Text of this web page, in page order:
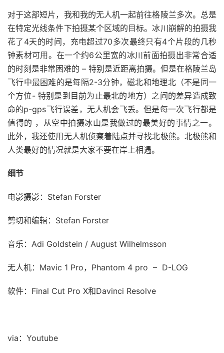
对于这部短片，我和我的无人机一起前往格陵兰多次。总是
在特定光线条件下拍摄某个区域的目标。冰川崩解的拍摄我
花了4天的时间，充电超过70多次最终只有4个片段的几秒
钟素材可用。在一个约6公里宽的冰川前面拍摄出非常合适
的时刻是非常困难的 – 特别是近距离拍摄。但是在格陵兰岛
飞行中最困难的是每隔2-3分钟，磁北和地理北（不是同一
个方位- 特别是到目前为止最北的地方）之间的差异造成致
命的p-gps飞行误差，无人机会飞丢。但是每一次飞行都是
值得的 ，从空中拍摄冰山是我做过的最美好的事情之一。
此外，我还使用无人机侦察着陆点并寻找北极熊。北极熊和
人类最好的情况就是大家不要在岸上相遇。
细节
电影摄影：Stefan Forster
剪切和编辑：Stefan Forster
音乐：Adi Goldstein / August Wilhelmsson
无人机：Mavic 1 Pro，Phantom 4 pro – D-LOG
软件：Final Cut Pro X和Davinci Resolve
via：Youtube